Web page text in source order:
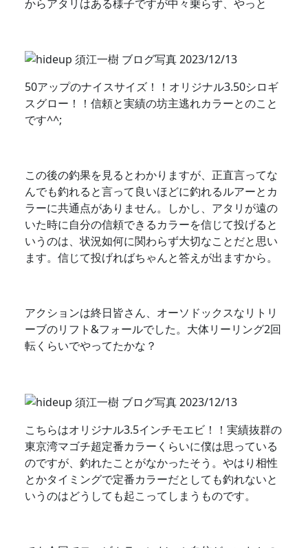
からアタリはある様子ですが中々乗らず、やっと
50アップのナイスサイズ！！オリジナル3.50シロギ
スグロー！！信頼と実績の坊主逃れカラーとのこと
です^^;
この後の釣果を見るとわかりますが、正直言ってな
んでも釣れると言って良いほどに釣れるルアーとカ
ラーに共通点がありません。しかし、アタリが遠の
いた時に自分の信頼できるカラーを信じて投げると
いうのは、状況如何に関わらず大切なことだと思い
ます。信じて投げればちゃんと答えが出ますから。
アクションは終日皆さん、オーソドックスなリトリ
ーブのリフト&フォールでした。大体リーリング2回
転くらいでやってたかな？
こちらはオリジナル3.5インチモエビ！！実績抜群の
東京湾マゴチ超定番カラーくらいに僕は思っている
のですが、釣れたことがなかったそう。やはり相性
とかタイミングで定番カラーだとしても釣れないと
いうのはどうしても起こってしまうものです。